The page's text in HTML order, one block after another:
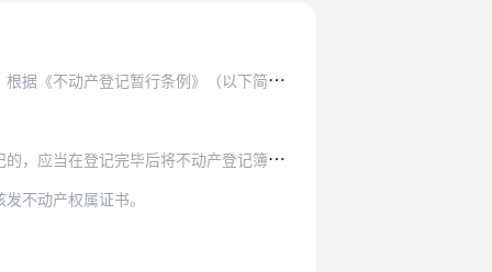
》（以下简称《条例》），制定本实施细则。
产登记簿记载的不动产权利人以及不动产坐落…
不动产权属证书。